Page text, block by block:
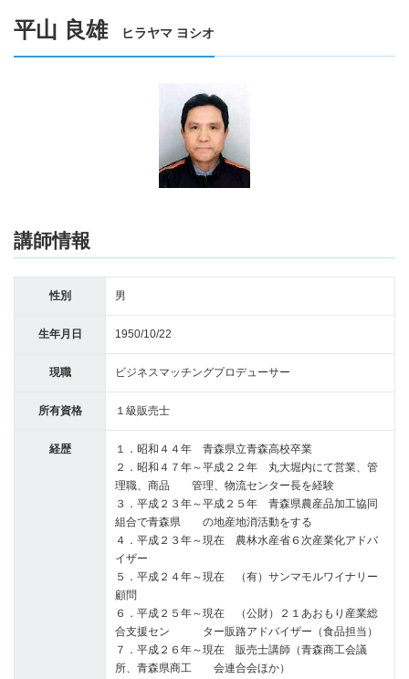
平山 良雄 ヒラヤマ ヨシオ
講師情報
性別 男
生年月日 1950/10/22
現職 ビジネスマッチングプロデューサー
所有資格 １級販売士
経歴
１．昭和４４年 青森県立青森高校卒業
２．昭和４７年～平成２２年 丸大堀内にて営業、管
理職、商品 管理、物流センター長を経験
３．平成２３年～平成２５年 青森県農産品加工協同
組合で青森県 の地産地消活動をする
４．平成２３年～現在 農林水産省６次産業化アドバ
イザー
５．平成２４年～現在 （有）サンマモルワイナリー
顧問
６．平成２５年～現在 （公財）２１あおもり産業総
合支援セン ター販路アドバイザー（食品担当）
７．平成２６年～現在 販売士講師（青森商工会議
所、青森県商工 会連合会ほか）